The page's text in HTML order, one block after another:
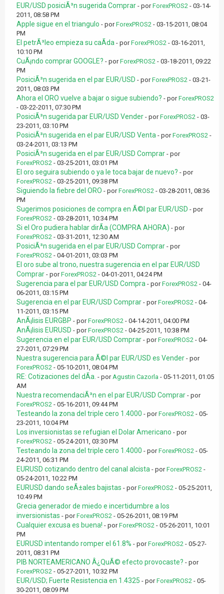
EUR/USD posiciÃ³n sugerida Comprar - porForexPROS2 - 03-14-
2011, 08:58 PM
Apple sigue en el triangulo - porForexPROS2 - 03-15-2011, 08:04
PM
El petrÃ³leo empieza su caÃ­da - porForexPROS2 - 03-16-2011,
10:10 PM
CuÃ¡ndo comprar GOOGLE? - porForexPROS2 - 03-18-2011, 09:22
PM
PosiciÃ³n sugerida en el par EUR/USD - porForexPROS2 - 03-21-
2011, 08:03 PM
Ahora el ORO vuelve a bajar o sigue subiendo? - porForexPROS2
- 03-22-2011, 07:30 PM
PosiciÃ³n sugerida par EUR/USD Vender - porForexPROS2 - 03-
23-2011, 03:10 PM
PosiciÃ³n sugerida en el par EUR/USD Venta - porForexPROS2 -
03-24-2011, 03:13 PM
PosiciÃ³n sugerida en el par EUR/USD Comprar - por
ForexPROS2 - 03-25-2011, 03:01 PM
El oro seguira subiendo o ya le toca bajar de nuevo? - por
ForexPROS2 - 03-25-2011, 09:38 PM
Siguiendo la fiebre del ORO - porForexPROS2 - 03-28-2011, 08:36
PM
Sugerimos posiciones de compra en Ã©l par EUR/USD - por
ForexPROS2 - 03-28-2011, 10:34 PM
Si el Oro pudiera hablar dirÃ­a (COMPRA AHORA) - por
ForexPROS2 - 03-31-2011, 12:30 AM
PosiciÃ³n sugerida en el par EUR/USD Comprar - por
ForexPROS2 - 04-01-2011, 03:03 PM
El oro sube al trono, nuestra sugerencia en el par EUR/USD
Comprar - porForexPROS2 - 04-01-2011, 04:24 PM
Sugerencia para el par EUR/USD Compra - porForexPROS2 - 04-
06-2011, 03:15 PM
Sugerencia en el par EUR/USD Comprar - porForexPROS2 - 04-
11-2011, 03:15 PM
AnÃ¡lisis EURGBP - porForexPROS2 - 04-14-2011, 04:00 PM
AnÃ¡lisis EURUSD - porForexPROS2 - 04-25-2011, 10:38 PM
Sugerencia en el par EUR/USD Comprar - porForexPROS2 - 04-
27-2011, 07:29 PM
Nuestra sugerencia para Ã©l par EUR/USD es Vender - por
ForexPROS2 - 05-10-2011, 08:04 PM
RE: Cotizaciones del dÃ­a. - porAgustin Cazorla - 05-11-2011, 01:05
AM
Nuestra recomendaciÃ³n en el par EUR/USD Comprar - por
ForexPROS2 - 05-16-2011, 09:44 PM
Testeando la zona del triple cero 1.4000 - porForexPROS2 - 05-
23-2011, 10:04 PM
Los inversionistas se refugian el Dolar Americano - por
ForexPROS2 - 05-24-2011, 03:30 PM
Testeando la zona del triple cero 1.4000 - porForexPROS2 - 05-
24-2011, 06:31 PM
EURUSD cotizando dentro del canal alcista - porForexPROS2 -
05-24-2011, 10:22 PM
EURUSD dando seÃ±ales bajistas - porForexPROS2 - 05-25-2011,
10:49 PM
Grecia generador de miedo e incertidumbre a los
inversionistas - porForexPROS2 - 05-26-2011, 08:19 PM
Cualquier excusa es buena! - porForexPROS2 - 05-26-2011, 10:01
PM
EURUSD intentando romper el 61.8% - porForexPROS2 - 05-27-
2011, 08:31 PM
PIB NORTEAMERICANO Â¿QuÃ© efecto provocaste? - por
ForexPROS2 - 05-27-2011, 10:32 PM
EUR/USD; Fuerte Resistencia en 1.4325 - porForexPROS2 - 05-
30-2011, 08:09 PM